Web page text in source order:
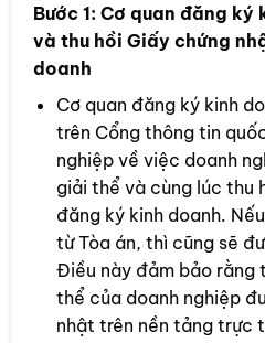
Bước 1: Cơ quan đăng ký
và thu hồi Giấy chứng
doanh
Cơ quan đăng ký kinh
trên Cổng thông tin
nghiệp về việc doanh
giải thể và cùng lúc thu
đăng ký kinh doanh.
từ Tòa án, thì cũng sẽ
Điều này đảm bảo rằng
thể của doanh nghiệp
nhật trên nền tảng trực